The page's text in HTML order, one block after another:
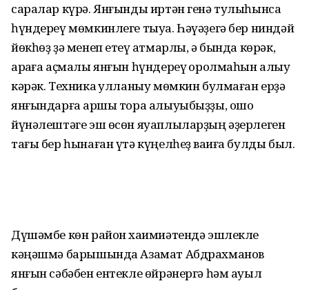
саралар күрә. Янғынды иртән генә тулыһынса
һүндереү мөмкинлеге тыуа. Һәүәҙегә бер ниндәй
йөкһөҙ ҙә менеп етеү ҡатмарлы, ә бында көрәк,
арҡаға аҫмалы янғын һүндереү ҡоролмаһын алыу
кәрәк. Техника ҡулланыу мөмкин булмаған ерҙә
янғындарға ҡаршы тора алыуыбыҙҙы, ошо
йүнәлештәге эш өсөн яуаплыларҙың әҙерлеген
тағы бер һынаған үтә күңелһеҙ ваҡиға булды был.
Дүшәмбе көн район хаҡимиәтендә эшлекле
кәңәшмә барышында Азамат Абдрахманов
янғын сәбәбен ентекле өйрәнергә һәм ауыл